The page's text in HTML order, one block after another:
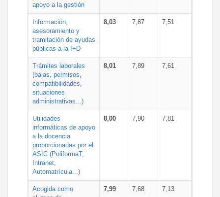
apoyo a la gestión
Información,
asesoramiento y
tramitación de ayudas
públicas a la I+D
8,03 7,87 7,51
Trámites laborales
(bajas, permisos,
compatibilidades,
situaciones
administrativas...)
8,01 7,89 7,61
Utilidades
informáticas de apoyo
a la docencia
proporcionadas por el
ASIC (PoliformaT,
Intranet,
Automatrícula...)
8,00 7,90 7,81
Acogida como
7,99 7,68 7,13